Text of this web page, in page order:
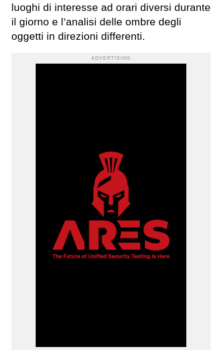
luoghi di interesse ad orari diversi durante
il giorno e l’analisi delle ombre degli
oggetti in direzioni differenti.
ADVERTISING